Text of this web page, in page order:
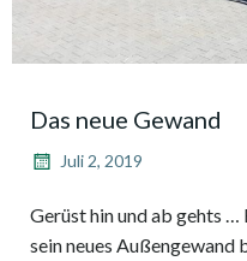
Das neue Gewand
Juli 2, 2019
Gerüst hin und ab gehts
sein neues Außengewand